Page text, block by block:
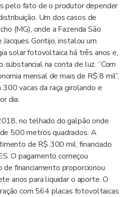
pelo fato de o produtor depender
Um dos casos de
(MG), onde a Fazenda São
Gontijo, instalou um
solar fotovoltaica há três anos e,
na conta de luz. “Com
mensal de mais de R$ 8 mil”,
vacas da raça girolando e
dia.
no telhado do galpão onde
500 metros quadrados. A
de R$ 300 mil, financiado
O pagamento começou
financiamento proporcionou
anos para liquidar o aporte. O
com 564 placas fotovoltaicas